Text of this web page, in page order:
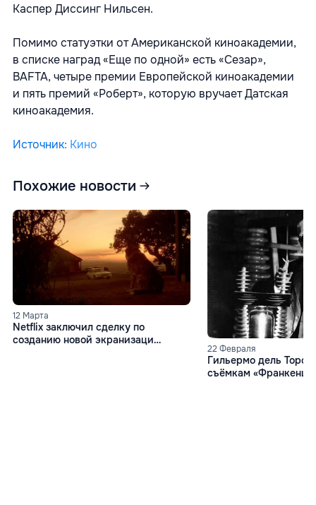
Каспер Диссинг Нильсен.
Помимо статуэтки от Американской киноакадемии,
в списке наград «Еще по одной» есть «Сезар»,
BAFTA, четыре премии Европейской киноакадемии
и пять премий «Роберт», которую вручает Датская
киноакадемия.
Источник: Кино
Похожие новости
12 Марта
Netflix заключил сделку по
созданию новой экранизаци
22 Февраля
Гильермо дель Торо
съёмкам